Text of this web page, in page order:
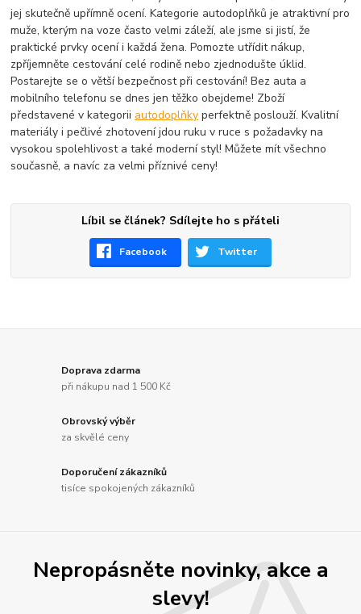
jej skutečně upřímně ocení. Kategorie autodoplňků je atraktivní pro
muže, kterým na voze často velmi záleží, ale jsme si jistí, že
praktické prvky ocení i každá žena. Pomozte utřídit nákup,
zpříjemněte cestování celé rodině nebo zjednodušte úklid.
Postarejte se o větší bezpečnost při cestování! Bez auta a
mobilního telefonu se dnes jen těžko obejdeme! Zboží
představené v kategorii autodoplňky perfektně poslouží. Kvalitní
materiály i pečlivé zhotovení jdou ruku v ruce s požadavky na
vysokou spolehlivost a také moderní styl! Můžete mít všechno
současně, a navíc za velmi příznivé ceny!
Líbil se článek? Sdílejte ho s přáteli
Facebook Twitter
Doprava zdarma
při nákupu nad 1 500 Kč
Obrovský výběr
za skvělé ceny
Doporučení zákazníků
tisíce spokojených zákazníků
Nepropásněte novinky, akce a
slevy!